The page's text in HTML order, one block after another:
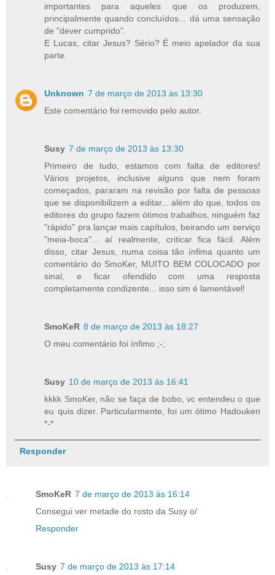
importantes para aqueles que os produzem,
principalmente quando concluídos... dá uma sensação
de "dever cumprido".
E Lucas, citar Jesus? Sério? É meio apelador da sua
parte.
Unknown 7 de março de 2013 às 13:30
Este comentário foi removido pelo autor.
Susy 7 de março de 2013 às 13:30
Primeiro de tudo, estamos com falta de editores!
Vários projetos, inclusive alguns que nem foram
começados, pararam na revisão por falta de pessoas
que se disponibilizem a editar... além do que, todos os
editores do grupo fazem ótimos trabalhos, ninguém faz
"rápido" pra lançar mais capítulos, beirando um serviço
"meia-boca"... aí realmente, criticar fica fácil. Além
disso, citar Jesus, numa coisa tão ínfima quanto um
comentário do SmoKer, MUITO BEM COLOCADO por
sinal, e ficar ofendido com uma resposta
completamente condizente... isso sim é lamentável!
SmoKeR 8 de março de 2013 às 18:27
O meu comentário foi ínfimo ;-;
Susy 10 de março de 2013 às 16:41
kkkk SmoKer, não se faça de bobo, vc entendeu o que
eu quis dizer. Particularmente, foi um ótimo Hadouken
*-*
Responder
SmoKeR 7 de março de 2013 às 16:14
Consegui ver metade do rosto da Susy o/
Responder
Susy 7 de março de 2013 às 17:14